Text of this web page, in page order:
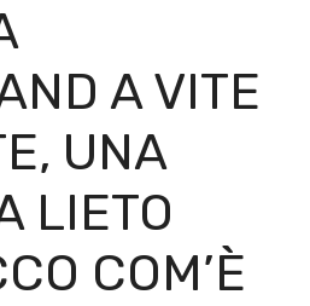
A VITE
UNA
LIETO
COM’È